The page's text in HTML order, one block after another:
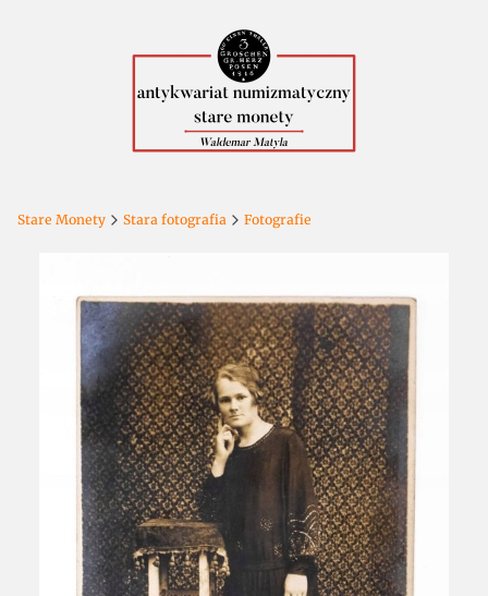
Stare Monety Stara fotografia Fotografie